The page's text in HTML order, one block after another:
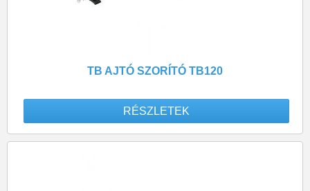
TB AJTÓ SZORÍTÓ TB120
RÉSZLETEK